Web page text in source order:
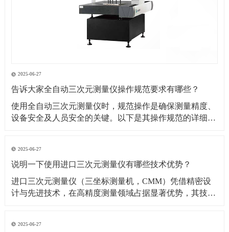
2025-06-27
告诉大家全自动三次元测量仪操作规范要求有哪些？
​使用全自动三次元测量仪时，规范操作是确保测量精度、
设备安全及人员安全的关键。以下是其操作规范的详细要
度控制在 40%~60% RH，避免温度剧烈波动或潮湿导致设
备变形、传感器失灵。防尘与防
2025-06-27
说明一下使用进口三次元测量仪有哪些技术优势？
​进口三次元测量仪（三坐标测量机，CMM）凭借精密设
计与先进技术，在高精度测量领域占据显著优势，其技术
辨率与重复性：进口设备（如德国蔡司、美国 API、日本
2025-06-27